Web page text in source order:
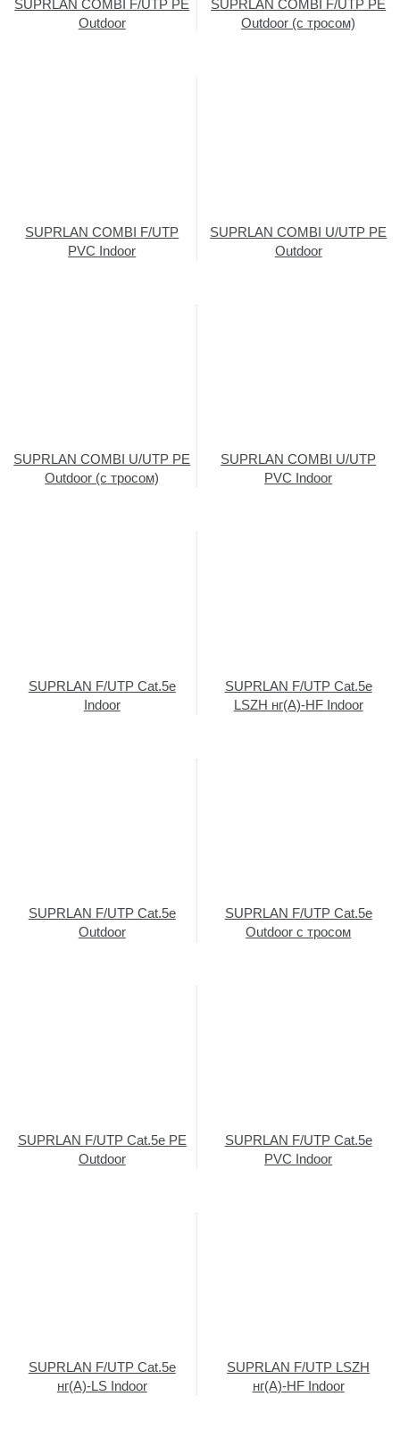
SUPRLAN COMBI F/UTP PE
Outdoor
SUPRLAN COMBI F/UTP PE
Outdoor (с тросом)
SUPRLAN COMBI F/UTP
PVC Indoor
SUPRLAN COMBI U/UTP PE
Outdoor
SUPRLAN COMBI U/UTP PE
Outdoor (с тросом)
SUPRLAN COMBI U/UTP
PVC Indoor
SUPRLAN F/UTP Cat.5e
Indoor
SUPRLAN F/UTP Cat.5e
LSZH нг(А)-HF Indoor
SUPRLAN F/UTP Cat.5e
Outdoor
SUPRLAN F/UTP Cat.5e
Outdoor с тросом
SUPRLAN F/UTP Cat.5e PE
Outdoor
SUPRLAN F/UTP Cat.5e
PVC Indoor
SUPRLAN F/UTP Cat.5e
нг(А)-LS Indoor
SUPRLAN F/UTP LSZH
нг(А)-HF Indoor